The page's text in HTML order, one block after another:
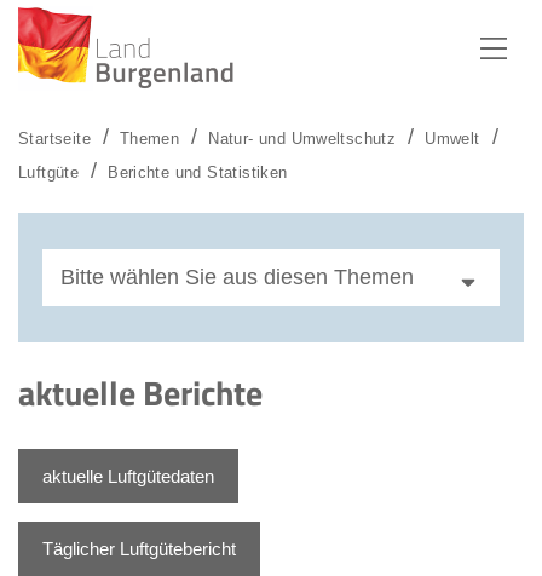
Startseite Themen Natur- und Umweltschutz
Umwelt
Luftgüte
Berichte und Statistiken
Bitte wählen Sie aus diesen Themen
Monatsberichte 2026
Monatsberichte 2025
Monatsberichte 2024
aktuelle Berichte
aktuelle Luftgütedaten
Täglicher Luftgütebericht